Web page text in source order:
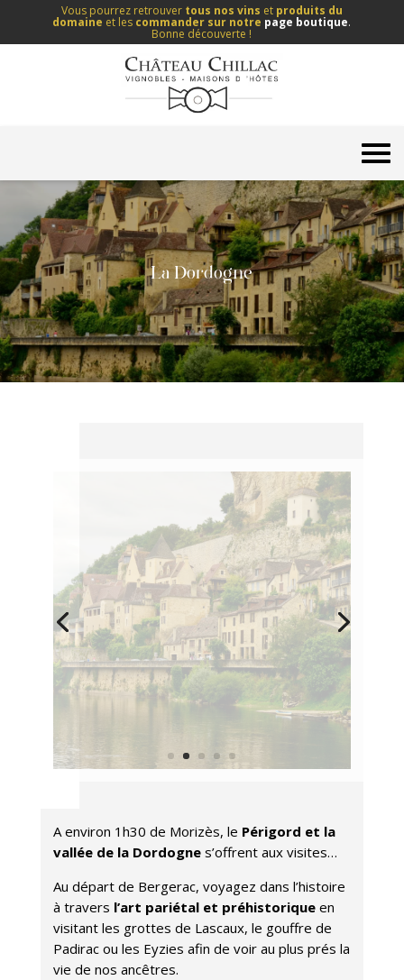
Vous pourrez retrouver tous nos vins et produits du
domaine et les commander sur notre page boutique.
Bonne découverte !
La Dordogne
A environ 1h30 de Morizès, le Périgord et la
vallée de la Dordogne s’offrent aux visites…
Au départ de Bergerac, voyagez dans l’histoire
à travers l’art pariétal et préhistorique en
visitant les grottes de Lascaux, le gouffre de
Padirac ou les Eyzies afin de voir au plus prés la
vie de nos ancêtres.